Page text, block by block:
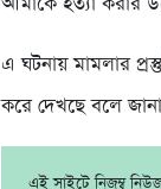
এ ঘটনায় মামলার
করে দেখছে বলে জানা
এই সাইটে নিজম্ব